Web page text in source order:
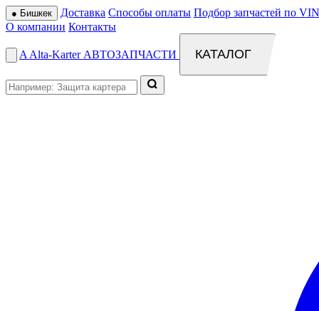
● Бишкек Доставка Способы оплаты Подбор запчастей по
О компании Контакты
A Alta-Karter АВТОЗАПЧАСТИ КАТАЛОГ